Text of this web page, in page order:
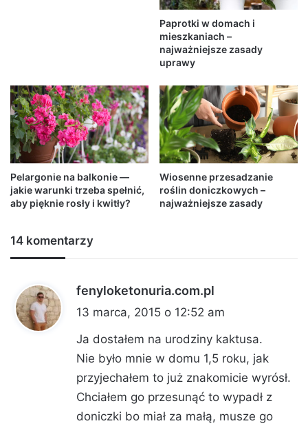
Paprotki w domach i
mieszkaniach –
najważniejsze zasady
uprawy
Pelargonie na balkonie —
jakie warunki trzeba spełnić,
aby pięknie rosły i kwitły?
Wiosenne przesadzanie
roślin doniczkowych –
najważniejsze zasady
14 komentarzy
fenyloketonuria.com.pl
i
s
z
e
:
13 marca, 2015 o 12:52 am
Ja dostałem na urodziny kaktusa.
Nie było mnie w domu 1,5 roku, jak
przyjechałem to już znakomicie wyrósł.
Chciałem go przesunąć to wypadł z
doniczki bo miał za małą, musze go